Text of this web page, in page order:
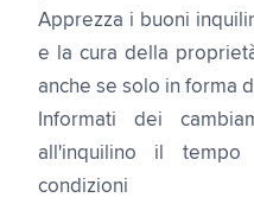
Apprezza i buoni
e la cura della
anche se solo in forma
Informati dei
all'inquilino il
condizioni